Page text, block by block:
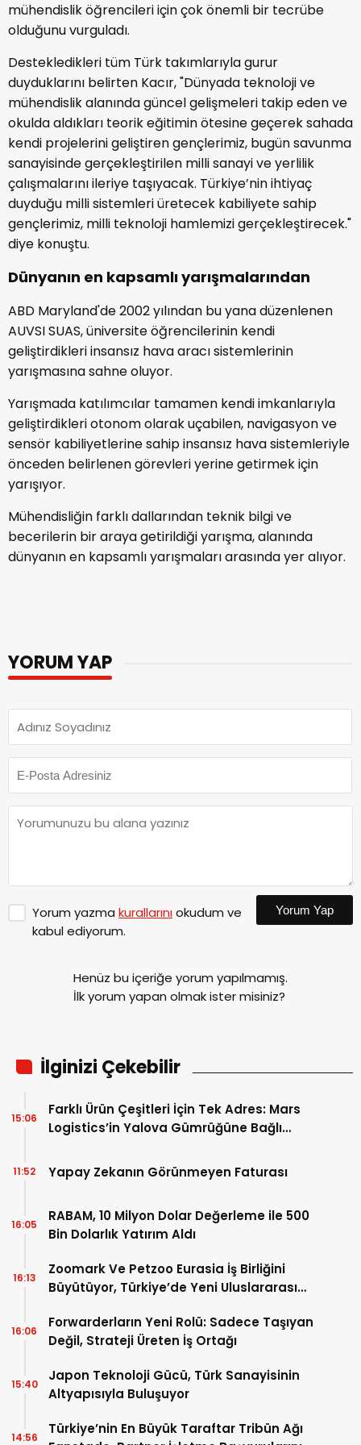
mühendislik öğrencileri için çok önemli bir tecrübe
olduğunu vurguladı.
Destekledikleri tüm Türk takımlarıyla gurur
duyduklarını belirten Kacır, "Dünyada teknoloji ve
mühendislik alanında güncel gelişmeleri takip eden ve
okulda aldıkları teorik eğitimin ötesine geçerek sahada
kendi projelerini geliştiren gençlerimiz, bugün savunma
sanayisinde gerçekleştirilen milli sanayi ve yerlilik
çalışmalarını ileriye taşıyacak. Türkiye’nin ihtiyaç
duyduğu milli sistemleri üretecek kabiliyete sahip
gençlerimiz, milli teknoloji hamlemizi gerçekleştirecek."
diye konuştu.
Dünyanın en kapsamlı yarışmalarından
ABD Maryland'de 2002 yılından bu yana düzenlenen
AUVSI SUAS, üniversite öğrencilerinin kendi
geliştirdikleri insansız hava aracı sistemlerinin
yarışmasına sahne oluyor.
Yarışmada katılımcılar tamamen kendi imkanlarıyla
geliştirdikleri otonom olarak uçabilen, navigasyon ve
sensör kabiliyetlerine sahip insansız hava sistemleriyle
önceden belirlenen görevleri yerine getirmek için
yarışıyor.
Mühendisliğin farklı dallarından teknik bilgi ve
becerilerin bir araya getirildiği yarışma, alanında
dünyanın en kapsamlı yarışmaları arasında yer alıyor.
YORUM YAP
Yorum yazma kurallarınıokudum ve
kabul ediyorum.
Yorum Yap
Henüz bu içeriğe yorum yapılmamış.
İlk yorum yapan olmak ister misiniz?
İlginizi Çekebilir
Farklı Ürün Çeşitleri İçin Tek Adres: Mars
Logistics’in Yalova Gümrüğüne Bağlı
15:06
Yapay Zekanın Görünmeyen Faturası
11:52
RABAM, 10 Milyon Dolar Değerleme ile 500
Bin Dolarlık Yatırım Aldı
16:05
Zoomark Ve Petzoo Eurasia İş Birliğini
Büyütüyor, Türkiye’de Yeni Uluslararası
16:13
Forwarderların Yeni Rolü: Sadece Taşıyan
Değil, Strateji Üreten İş Ortağı
16:06
Japon Teknoloji Gücü, Türk Sanayisinin
Altyapısıyla Buluşuyor
15:40
Türkiye’nin En Büyük Taraftar Tribün Ağı
14:56